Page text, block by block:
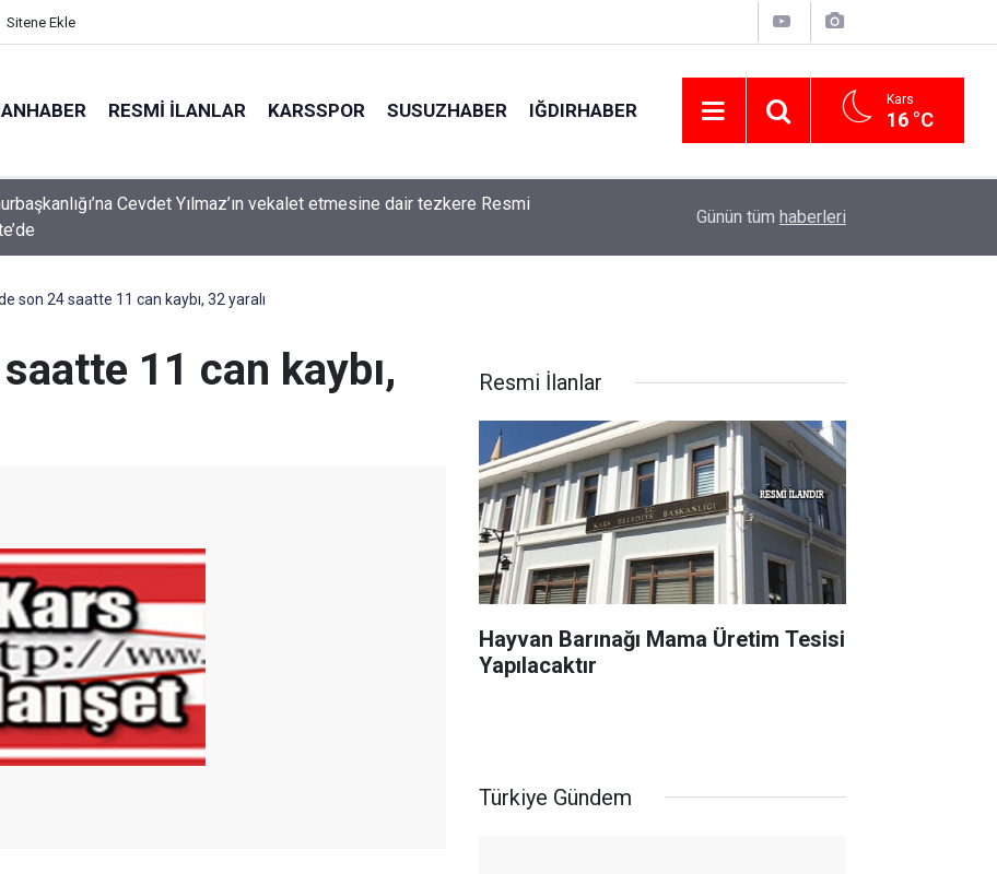
Sitene Ekle
RESMI İLANLAR KARSSPOR SUSUZHABER IĞDIRHABER Kars
16 °C
Cevdet Yılmaz’ın vekalet etmesine dair tezkere Resmi
Hayvan Barınağı Mama Üretim Tesisi
Günün tüm haberleri
son 24 saatte 11 can kaybı, 32 yaralı
11 can kaybı,
Resmi İlanlar
Hayvan Barınağı Mama Üretim Tesisi
Yapılacaktır
Türkiye Gündem